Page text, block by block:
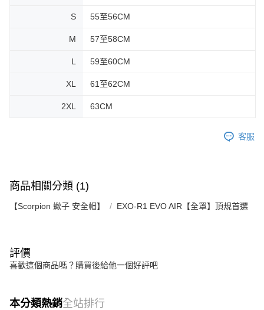
S 55至56CM
M 57至58CM
L 59至60CM
XL 61至62CM
2XL 63CM
客服
商品相關分類 (1)
【Scorpion 蠍子 安全帽】 EXO-R1 EVO AIR【全罩】頂規首選
評價
喜歡這個商品嗎？購買後給他一個好評吧
本分類熱銷全站排行